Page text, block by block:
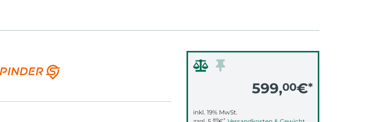
599,00€*
inkl. 19% MwSt.
89 *